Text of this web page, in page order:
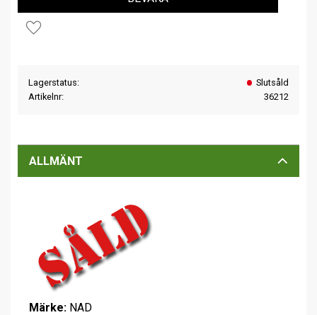
Lägg till i favoriter
Lagerstatus
Slutsåld
Artikelnr
36212
ALLMÄNT
Märke: NAD